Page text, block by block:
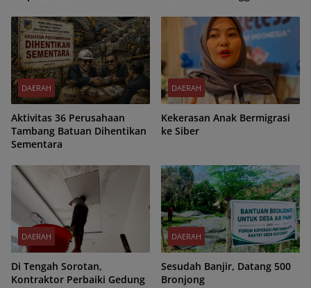
DAERAH
Aktivitas 36 Perusahaan
Tambang Batuan Dihentikan
Sementara
DAERAH
Kekerasan Anak Bermigrasi
ke Siber
DAERAH
Di Tengah Sorotan,
Kontraktor Perbaiki Gedung
DAERAH
Sesudah Banjir, Datang 500
Bronjong